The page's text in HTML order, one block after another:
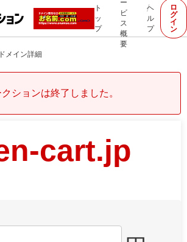
ト
ッ
プ
ー
ビ
ス
概
要
ヘ
ル
プ
ロ
グ
イ
ン
ドメイン詳細
ションは終了しました。
cart.jp